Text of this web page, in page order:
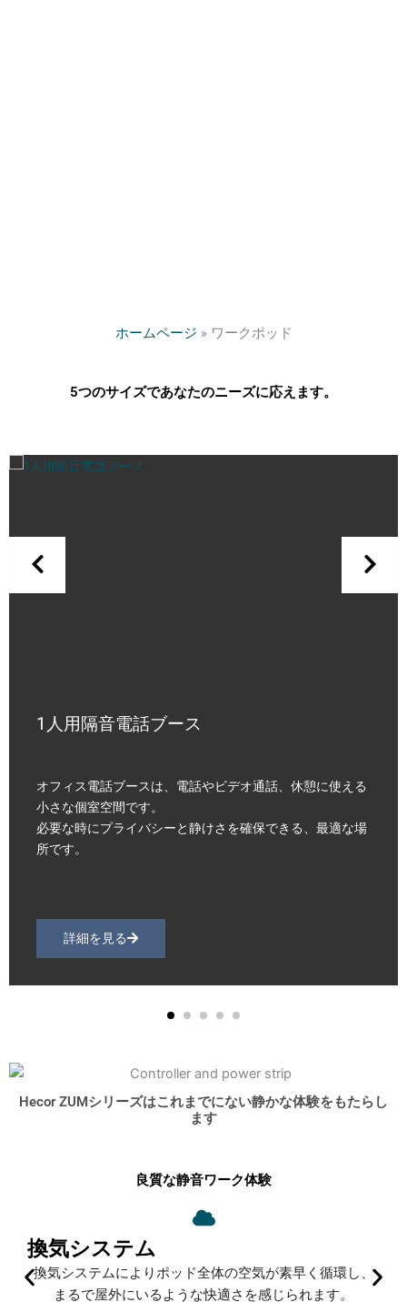
ホームページ » ワークポッド
5つのサイズであなたのニーズに応えます。
1人用隔音電話ブース
オフィス電話ブースは、電話やビデオ通話、休憩に使える
小さな個室空間です。
必要な時にプライバシーと静けさを確保できる、最適な場
所です。
詳細を見る
Hecor ZUMシリーズはこれまでにない静かな体験をもたらし
ます
良質な静音ワーク体験
換気システム
換気システムによりポッド全体の空気が素早く循環し、
まるで屋外にいるような快適さを感じられます。